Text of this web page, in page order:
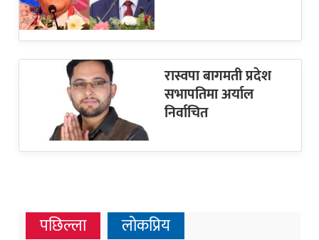
रास्वपा बागमती प्रदेश
सभापतिमा अर्याल
निर्वाचित
पछिल्ला लोकप्रिय